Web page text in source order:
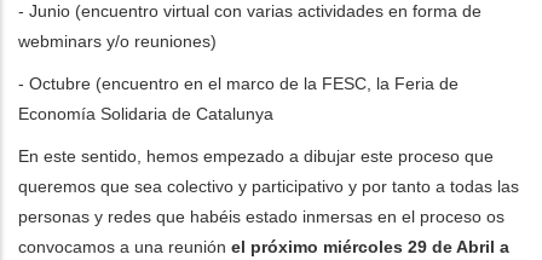
- Junio (encuentro virtual con varias actividades en forma de
webminars y/o reuniones)
- Octubre (encuentro en el marco de la FESC, la Feria de
Economía Solidaria de Catalunya
En este sentido, hemos empezado a dibujar este proceso que
queremos que sea colectivo y participativo y por tanto a todas las
personas y redes que habéis estado inmersas en el proceso os
convocamos a una reunión el próximo miércoles 29 de Abril a